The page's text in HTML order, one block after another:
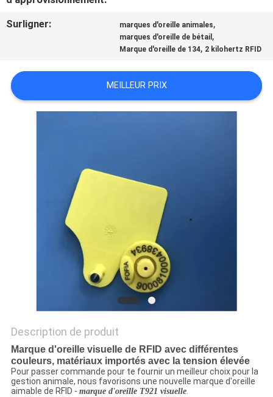
NOUS
DEMANDEZ
PRIVACY
Surligner: marques d'oreille animales,
marques d'oreille de bétail ,
Marque d'oreille de 134, 2 kilohertz RFID
MEILLEUR PRIX
Description de produit
Marque d'oreille visuelle de RFID avec différentes
couleurs, matériaux importés avec la tension élevée
Pour passer commande pour te fournir un meilleur choix pour la
gestion animale, nous favorisons une nouvelle marque d'oreille
aimable de RFID - marque d'oreille T921 visuelle.